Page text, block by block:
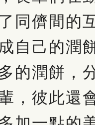
同儕間的
自己的潤
的潤餅，
，彼此還